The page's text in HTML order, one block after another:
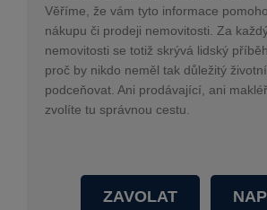
Věříme, že vám tyto informace
nákupu či prodeji nemovitosti. Za
nemovitosti se totiž skrývá lidský
proč by nikdo neměl tak důležitý
podceňovat. Ani prodávající, ani
zvolíte tu správnou cestu.
ZAVOLAT